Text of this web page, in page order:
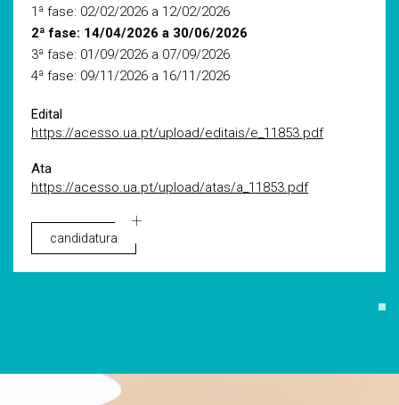
1ª fase: 02/02/2026 a 12/02/2026
2ª fase: 14/04/2026 a 30/06/2026
3ª fase: 01/09/2026 a 07/09/2026
4ª fase: 09/11/2026 a 16/11/2026
Edital
https://acesso.ua.pt/upload/editais/e_11853.pdf
Ata
https://acesso.ua.pt/upload/atas/a_11853.pdf
candidatura